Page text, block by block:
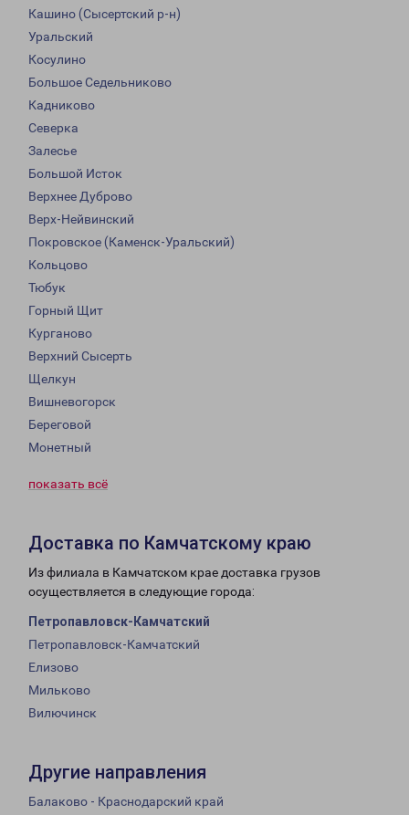
Кашино (Сысертский р-н)
Уральский
Косулино
Большое Седельниково
Кадниково
Северка
Залесье
Большой Исток
Верхнее Дуброво
Верх-Нейвинский
Покровское (Каменск-Уральский)
Кольцово
Тюбук
Горный Щит
Курганово
Верхний Сысерть
Щелкун
Вишневогорск
Береговой
Монетный
показать всё
Доставка по Камчатскому краю
Из филиала в Камчатском крае доставка грузов
осуществляется в следующие города:
Петропавловск-Камчатский
Петропавловск-Камчатский
Елизово
Мильково
Вилючинск
Другие направления
Балаково - Краснодарский край